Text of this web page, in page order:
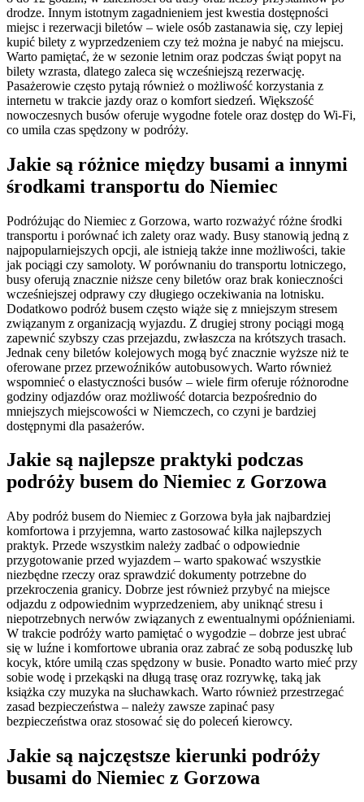
drodze. Innym istotnym zagadnieniem jest kwestia dostępności
miejsc i rezerwacji biletów – wiele osób zastanawia się, czy lepiej
kupić bilety z wyprzedzeniem czy też można je nabyć na miejscu.
Warto pamiętać, że w sezonie letnim oraz podczas świąt popyt na
bilety wzrasta, dlatego zaleca się wcześniejszą rezerwację.
Pasażerowie często pytają również o możliwość korzystania z
internetu w trakcie jazdy oraz o komfort siedzeń. Większość
nowoczesnych busów oferuje wygodne fotele oraz dostęp do Wi-Fi,
co umila czas spędzony w podróży.
Jakie są różnice między busami a innymi
środkami transportu do Niemiec
Podróżując do Niemiec z Gorzowa, warto rozważyć różne środki
transportu i porównać ich zalety oraz wady. Busy stanowią jedną z
najpopularniejszych opcji, ale istnieją także inne możliwości, takie
jak pociągi czy samoloty. W porównaniu do transportu lotniczego,
busy oferują znacznie niższe ceny biletów oraz brak konieczności
wcześniejszej odprawy czy długiego oczekiwania na lotnisku.
Dodatkowo podróż busem często wiąże się z mniejszym stresem
związanym z organizacją wyjazdu. Z drugiej strony pociągi mogą
zapewnić szybszy czas przejazdu, zwłaszcza na krótszych trasach.
Jednak ceny biletów kolejowych mogą być znacznie wyższe niż te
oferowane przez przewoźników autobusowych. Warto również
wspomnieć o elastyczności busów – wiele firm oferuje różnorodne
godziny odjazdów oraz możliwość dotarcia bezpośrednio do
mniejszych miejscowości w Niemczech, co czyni je bardziej
dostępnymi dla pasażerów.
Jakie są najlepsze praktyki podczas
podróży busem do Niemiec z Gorzowa
Aby podróż busem do Niemiec z Gorzowa była jak najbardziej
komfortowa i przyjemna, warto zastosować kilka najlepszych
praktyk. Przede wszystkim należy zadbać o odpowiednie
przygotowanie przed wyjazdem – warto spakować wszystkie
niezbędne rzeczy oraz sprawdzić dokumenty potrzebne do
przekroczenia granicy. Dobrze jest również przybyć na miejsce
odjazdu z odpowiednim wyprzedzeniem, aby uniknąć stresu i
niepotrzebnych nerwów związanych z ewentualnymi opóźnieniami.
W trakcie podróży warto pamiętać o wygodzie – dobrze jest ubrać
się w luźne i komfortowe ubrania oraz zabrać ze sobą poduszkę lub
kocyk, które umilą czas spędzony w busie. Ponadto warto mieć przy
sobie wodę i przekąski na długą trasę oraz rozrywkę, taką jak
książka czy muzyka na słuchawkach. Warto również przestrzegać
zasad bezpieczeństwa – należy zawsze zapinać pasy
bezpieczeństwa oraz stosować się do poleceń kierowcy.
Jakie są najczęstsze kierunki podróży
busami do Niemiec z Gorzowa